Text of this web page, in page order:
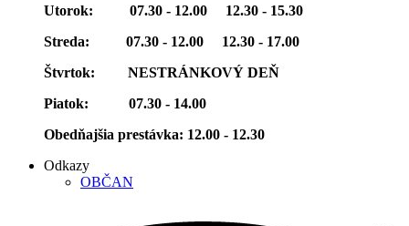
Utorok: 07.30 - 12.00 12.30 - 15.30
Streda: 07.30 - 12.00 12.30 - 17.00
Štvrtok: NESTRÁNKOVÝ DEŇ
Piatok: 07.30 - 14.00
Obedňajšia prestávka: 12.00 - 12.30
Odkazy
OBČAN